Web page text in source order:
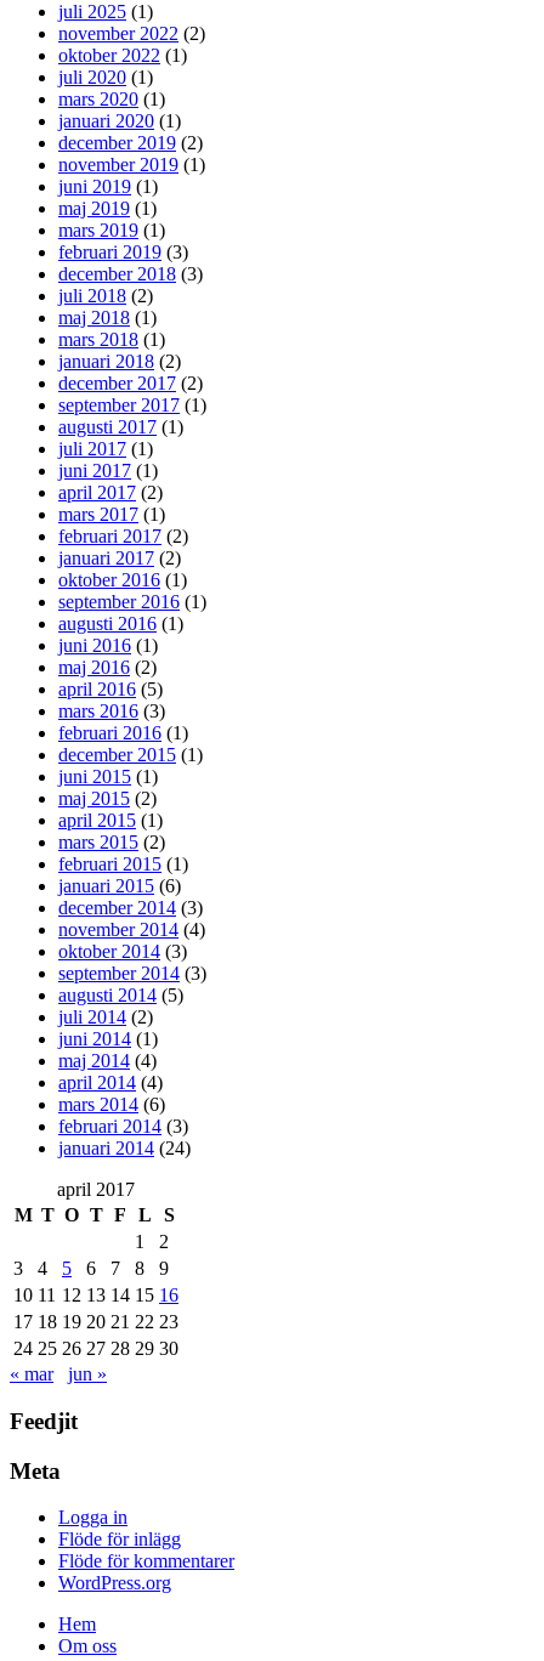
juli 2025 (1)
november 2022 (2)
oktober 2022 (1)
juli 2020 (1)
mars 2020 (1)
januari 2020 (1)
december 2019 (2)
november 2019 (1)
juni 2019 (1)
maj 2019 (1)
mars 2019 (1)
februari 2019 (3)
december 2018 (3)
juli 2018 (2)
maj 2018 (1)
mars 2018 (1)
januari 2018 (2)
december 2017 (2)
september 2017 (1)
augusti 2017 (1)
juli 2017 (1)
juni 2017 (1)
april 2017 (2)
mars 2017 (1)
februari 2017 (2)
januari 2017 (2)
oktober 2016 (1)
september 2016 (1)
augusti 2016 (1)
juni 2016 (1)
maj 2016 (2)
april 2016 (5)
mars 2016 (3)
februari 2016 (1)
december 2015 (1)
juni 2015 (1)
maj 2015 (2)
april 2015 (1)
mars 2015 (2)
februari 2015 (1)
januari 2015 (6)
december 2014 (3)
november 2014 (4)
oktober 2014 (3)
september 2014 (3)
augusti 2014 (5)
juli 2014 (2)
juni 2014 (1)
maj 2014 (4)
april 2014 (4)
mars 2014 (6)
februari 2014 (3)
januari 2014 (24)
april 2017
M T O T F L
S
1
2
3
4 5 6 7 8
9
10 11 12 13 14 15 16
17 18 19 20 21 22 23
24 25 26 27 28 29 30
« mar
jun »
Feedjit
Meta
Logga in
Flöde för inlägg
Flöde för kommentarer
WordPress.org
Hem
Om oss